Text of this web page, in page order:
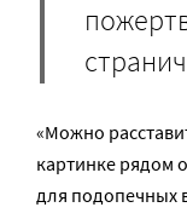
«Можно
картинке рядом
для подопечных